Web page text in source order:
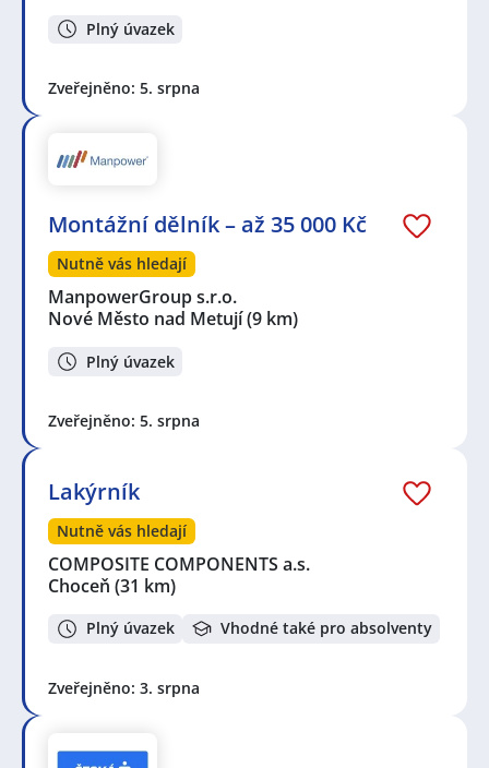
Plný úvazek
Zveřejněno: 5. srpna
Montážní dělník – až 35 000 Kč
Nutně vás hledají
ManpowerGroup s.r.o.
Nové Město nad Metují(9 km)
Plný úvazek
Zveřejněno: 5. srpna
Lakýrník
Nutně vás hledají
COMPOSITE COMPONENTS a.s.
Choceň (31 km)
Plný úvazek Vhodné také pro absolventy
Zveřejněno: 3. srpna